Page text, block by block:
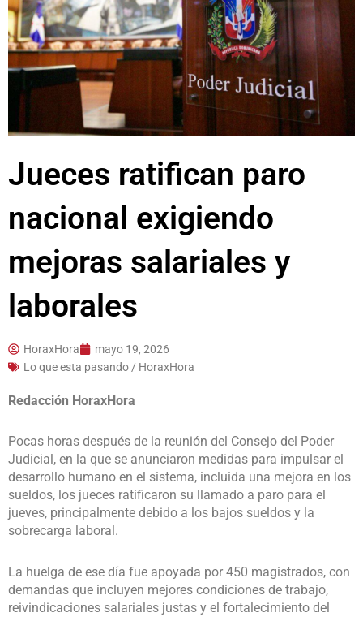
Jueces ratifican paro
nacional exigiendo
mejoras salariales y
laborales
HoraxHora
mayo 19, 2026
Lo que esta pasando / HoraxHora
Redacción HoraxHora
Pocas horas después de la reunión del Consejo del Poder
Judicial, en la que se anunciaron medidas para impulsar el
desarrollo humano en el sistema, incluida una mejora en los
sueldos, los jueces ratificaron su llamado a paro para el
jueves, principalmente debido a los bajos sueldos y la
sobrecarga laboral.
La huelga de ese día fue apoyada por 450 magistrados, con
demandas que incluyen mejores condiciones de trabajo,
reivindicaciones salariales justas y el fortalecimiento del